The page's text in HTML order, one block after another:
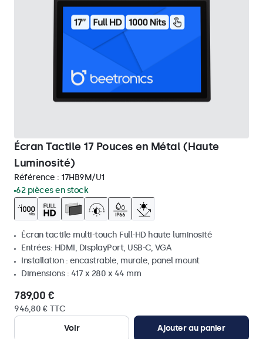
Écran Tactile 17 Pouces en Métal (Haute
Luminosité)
Référence : 17HB9M/U1
62 pièces en stock
Écran tactile multi-touch Full-HD haute luminosité
Entrées: HDMI, DisplayPort, USB-C, VGA
Installation : encastrable, murale, panel mount
Dimensions : 417 x 280 x 44 mm
789,00 €
946,80 € TTC
Voir
Ajouter au panier